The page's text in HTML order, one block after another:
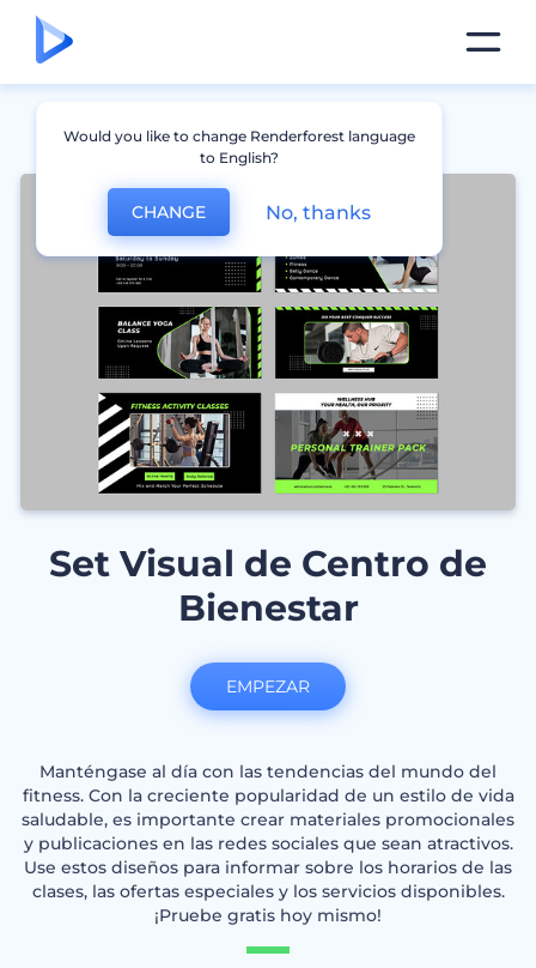
Set Visual de Centro de
Bienestar
Manténgase al día con las tendencias del mundo del
fitness. Con la creciente popularidad de un estilo de vida
saludable, es importante crear materiales promocionales
y publicaciones en las redes sociales que sean atractivos.
Use estos diseños para informar sobre los horarios de las
clases, las ofertas especiales y los servicios disponibles.
¡Pruebe gratis hoy mismo!
EMPEZAR
Would you like to change Renderforest language
to English?
CHANGE No, thanks